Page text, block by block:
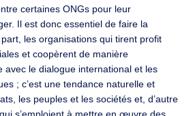
certaines ONGs pour leur
Il est donc essentiel de faire la
les organisations qui tirent profit
et coopèrent de manière
avec le dialogue international et les
; c’est une tendance naturelle et
les peuples et les sociétés et, d’autre
s’emploient à mettre en œuvre des